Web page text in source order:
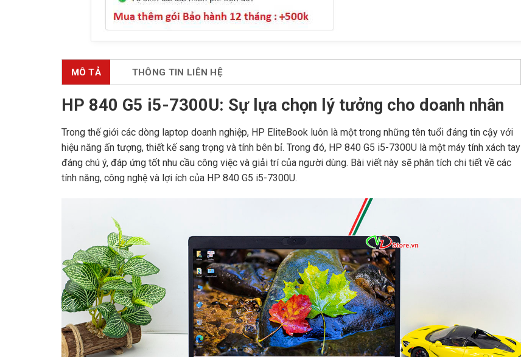
MÔ TẢ THÔNG TIN LIÊN HỆ
HP 840 G5 i5-7300U: Sự lựa chọn lý tưởng cho doanh nhân
Trong thế giới các dòng laptop doanh nghiệp, HP EliteBook luôn là một trong những tên tuổi đáng tin cậy với
hiệu năng ấn tượng, thiết kế sang trọng và tính bên bỉ. Trong đó, HP 840 G5 i5-7300U là một máy tính xách tay
đáng chú ý, đáp ứng tốt nhu cầu công việc và giải trí của người dùng. Bài viết này sẽ phân tích chi tiết về các
tính năng, công nghệ và lợi ích của HP 840 G5 i5-7300U.